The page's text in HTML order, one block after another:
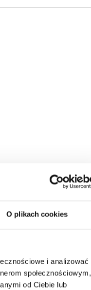
O plikach cookies
i analizować
społecznościowym,
od Ciebie lubTOP 100